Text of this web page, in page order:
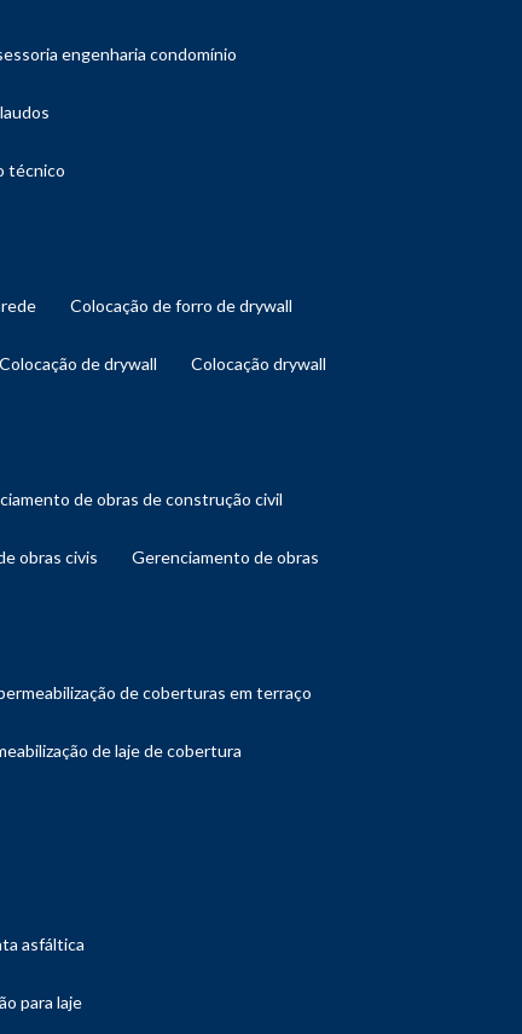
engenharia condomínio
técnico
colocação de forro de drywall
colocação de drywall colocação drywall
de obras de construção civil
obras civis gerenciamento de obras
de coberturas em terraço
de laje de cobertura
asfáltica
para laje